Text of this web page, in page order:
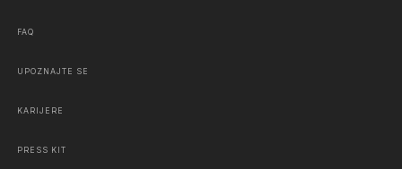
FAQ
UPOZNAJTE SE
KARIJERE
PRESS KIT